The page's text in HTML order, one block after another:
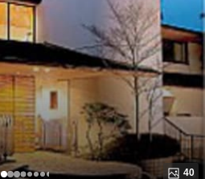
40